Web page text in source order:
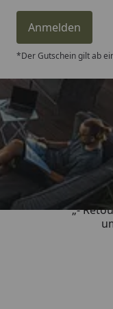
Anmelden
*Der Gutschein gilt ab
„-